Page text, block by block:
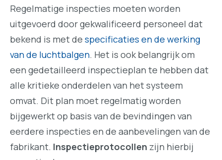
Regelmatige inspecties moeten worden
uitgevoerd door gekwalificeerd personeel dat
bekend is met de specificaties en de werking
van de luchtbalgen. Het is ook belangrijk om
een gedetailleerd inspectieplan te hebben dat
alle kritieke onderdelen van het systeem
omvat. Dit plan moet regelmatig worden
bijgewerkt op basis van de bevindingen van
eerdere inspecties en de aanbevelingen van de
fabrikant. Inspectieprotocollen zijn hierbij